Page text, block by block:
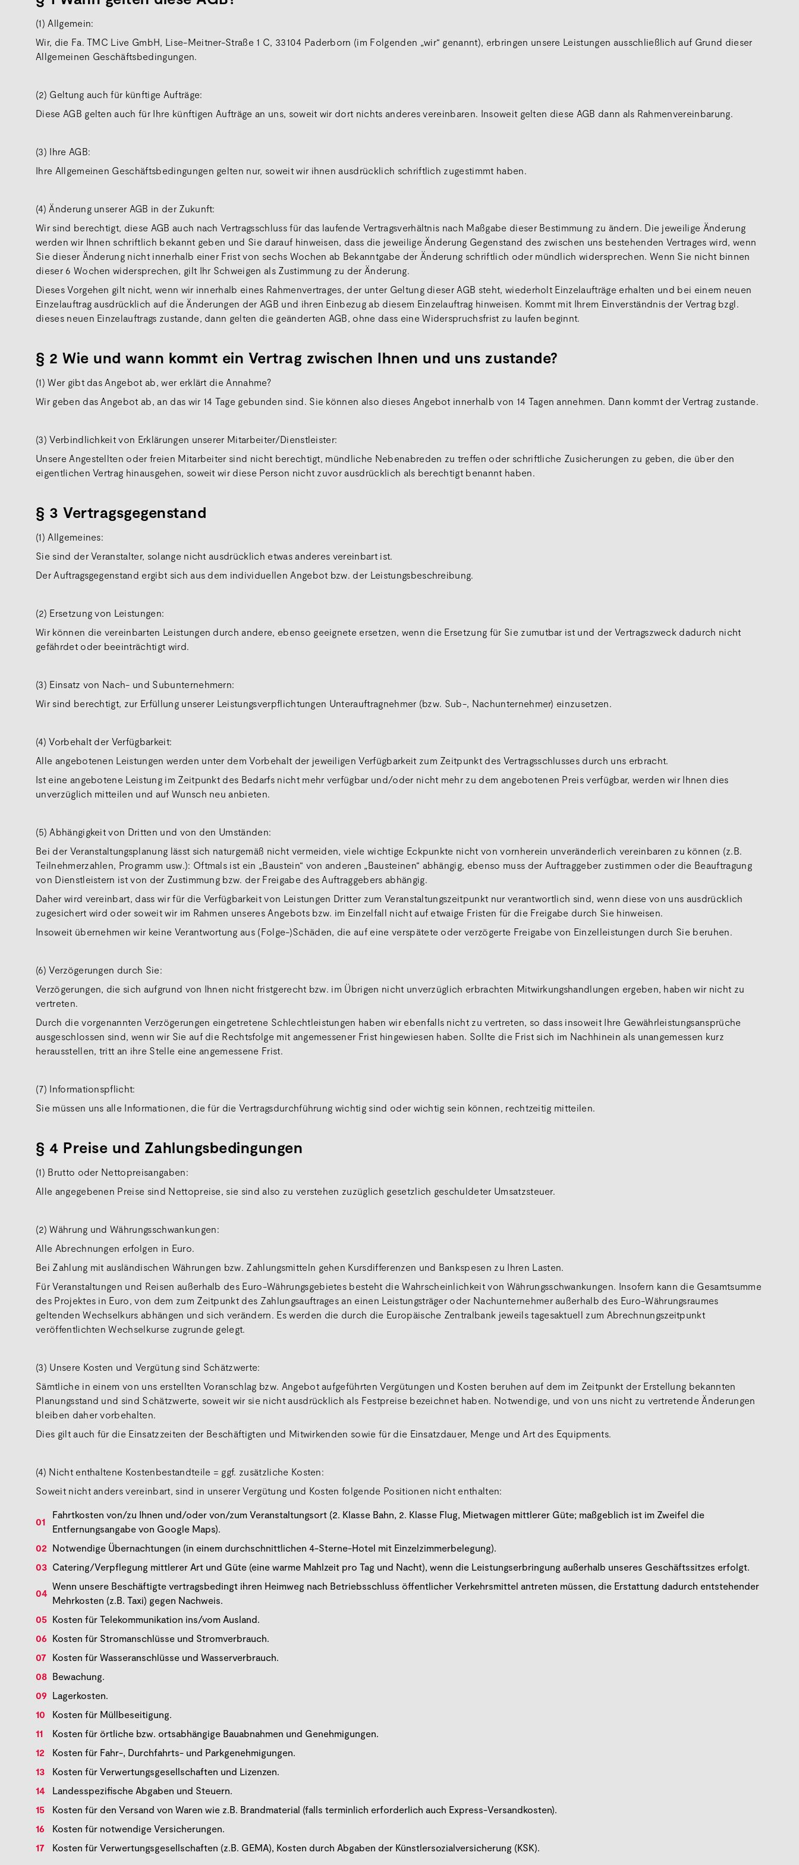
(1) Allgemein:
Wir, die Fa. TMC Live GmbH, Lise-Meitner-Straße 1 C, 33104 Paderborn (im Folgenden „wir“ genannt), erbringen unsere Leistungen ausschließlich auf Grund dieser
Allgemeinen Geschäftsbedingungen.
(2) Geltung auch für künftige Aufträge:
Diese AGB gelten auch für Ihre künftigen Aufträge an uns, soweit wir dort nichts anderes vereinbaren. Insoweit gelten diese AGB dann als Rahmenvereinbarung.
(3) Ihre AGB:
Ihre Allgemeinen Geschäftsbedingungen gelten nur, soweit wir ihnen ausdrücklich schriftlich zugestimmt haben.
(4) Änderung unserer AGB in der Zukunft:
Wir sind berechtigt, diese AGB auch nach Vertragsschluss für das laufende Vertragsverhältnis nach Maßgabe dieser Bestimmung zu ändern. Die jeweilige Änderung
werden wir Ihnen schriftlich bekannt geben und Sie darauf hinweisen, dass die jeweilige Änderung Gegenstand des zwischen uns bestehenden Vertrages wird, wenn
Sie dieser Änderung nicht innerhalb einer Frist von sechs Wochen ab Bekanntgabe der Änderung schriftlich oder mündlich widersprechen. Wenn Sie nicht binnen
dieser 6 Wochen widersprechen, gilt Ihr Schweigen als Zustimmung zu der Änderung.
Dieses Vorgehen gilt nicht, wenn wir innerhalb eines Rahmenvertrages, der unter Geltung dieser AGB steht, wiederholt Einzelaufträge erhalten und bei einem neuen
Einzelauftrag ausdrücklich auf die Änderungen der AGB und ihren Einbezug ab diesem Einzelauftrag hinweisen. Kommt mit Ihrem Einverständnis der Vertrag bzgl.
dieses neuen Einzelauftrags zustande, dann gelten die geänderten AGB, ohne dass eine Widerspruchsfrist zu laufen beginnt.
§ 2 Wie und wann kommt ein Vertrag zwischen Ihnen und uns zustande?
(1) Wer gibt das Angebot ab, wer erklärt die Annahme?
Wir geben das Angebot ab, an das wir 14 Tage gebunden sind. Sie können also dieses Angebot innerhalb von 14 Tagen annehmen. Dann kommt der Vertrag zustande.
(3) Verbindlichkeit von Erklärungen unserer Mitarbeiter/Dienstleister:
Unsere Angestellten oder freien Mitarbeiter sind nicht berechtigt, mündliche Nebenabreden zu treffen oder schriftliche Zusicherungen zu geben, die über den
eigentlichen Vertrag hinausgehen, soweit wir diese Person nicht zuvor ausdrücklich als berechtigt benannt haben.
§ 3 Vertragsgegenstand
(1) Allgemeines:
Sie sind der Veranstalter, solange nicht ausdrücklich etwas anderes vereinbart ist.
Der Auftragsgegenstand ergibt sich aus dem individuellen Angebot bzw. der Leistungsbeschreibung.
(2) Ersetzung von Leistungen:
Wir können die vereinbarten Leistungen durch andere, ebenso geeignete ersetzen, wenn die Ersetzung für Sie zumutbar ist und der Vertragszweck dadurch nicht
gefährdet oder beeinträchtigt wird.
(3) Einsatz von Nach- und Subunternehmern:
Wir sind berechtigt, zur Erfüllung unserer Leistungsverpflichtungen Unterauftragnehmer (bzw. Sub-, Nachunternehmer) einzusetzen.
(4) Vorbehalt der Verfügbarkeit:
Alle angebotenen Leistungen werden unter dem Vorbehalt der jeweiligen Verfügbarkeit zum Zeitpunkt des Vertragsschlusses durch uns erbracht.
Ist eine angebotene Leistung im Zeitpunkt des Bedarfs nicht mehr verfügbar und/oder nicht mehr zu dem angebotenen Preis verfügbar, werden wir Ihnen dies
unverzüglich mitteilen und auf Wunsch neu anbieten.
(5) Abhängigkeit von Dritten und von den Umständen:
Bei der Veranstaltungsplanung lässt sich naturgemäß nicht vermeiden, viele wichtige Eckpunkte nicht von vornherein unveränderlich vereinbaren zu können (z.B.
Teilnehmerzahlen, Programm usw.): Oftmals ist ein „Baustein“ von anderen „Bausteinen“ abhängig, ebenso muss der Auftraggeber zustimmen oder die Beauftragung
von Dienstleistern ist von der Zustimmung bzw. der Freigabe des Auftraggebers abhängig.
Daher wird vereinbart, dass wir für die Verfügbarkeit von Leistungen Dritter zum Veranstaltungszeitpunkt nur verantwortlich sind, wenn diese von uns ausdrücklich
zugesichert wird oder soweit wir im Rahmen unseres Angebots bzw. im Einzelfall nicht auf etwaige Fristen für die Freigabe durch Sie hinweisen.
Insoweit übernehmen wir keine Verantwortung aus (Folge-)Schäden, die auf eine verspätete oder verzögerte Freigabe von Einzelleistungen durch Sie beruhen.
(6) Verzögerungen durch Sie:
Verzögerungen, die sich aufgrund von Ihnen nicht fristgerecht bzw. im Übrigen nicht unverzüglich erbrachten Mitwirkungshandlungen ergeben, haben wir nicht zu
vertreten.
Durch die vorgenannten Verzögerungen eingetretene Schlechtleistungen haben wir ebenfalls nicht zu vertreten, so dass insoweit Ihre Gewährleistungsansprüche
ausgeschlossen sind, wenn wir Sie auf die Rechtsfolge mit angemessener Frist hingewiesen haben. Sollte die Frist sich im Nachhinein als unangemessen kurz
herausstellen, tritt an ihre Stelle eine angemessene Frist.
(7) Informationspflicht:
Sie müssen uns alle Informationen, die für die Vertragsdurchführung wichtig sind oder wichtig sein können, rechtzeitig mitteilen.
§ 4 Preise und Zahlungsbedingungen
(1) Brutto oder Nettopreisangaben:
Alle angegebenen Preise sind Nettopreise, sie sind also zu verstehen zuzüglich gesetzlich geschuldeter Umsatzsteuer.
(2) Währung und Währungsschwankungen:
Alle Abrechnungen erfolgen in Euro.
Bei Zahlung mit ausländischen Währungen bzw. Zahlungsmitteln gehen Kursdifferenzen und Bankspesen zu Ihren Lasten.
Für Veranstaltungen und Reisen außerhalb des Euro-Währungsgebietes besteht die Wahrscheinlichkeit von Währungsschwankungen. Insofern kann die Gesamtsumme
des Projektes in Euro, von dem zum Zeitpunkt des Zahlungsauftrages an einen Leistungsträger oder Nachunternehmer außerhalb des Euro-Währungsraumes
geltenden Wechselkurs abhängen und sich verändern. Es werden die durch die Europäische Zentralbank jeweils tagesaktuell zum Abrechnungszeitpunkt
veröffentlichten Wechselkurse zugrunde gelegt.
(3) Unsere Kosten und Vergütung sind Schätzwerte:
Sämtliche in einem von uns erstellten Voranschlag bzw. Angebot aufgeführten Vergütungen und Kosten beruhen auf dem im Zeitpunkt der Erstellung bekannten
Planungsstand und sind Schätzwerte, soweit wir sie nicht ausdrücklich als Festpreise bezeichnet haben. Notwendige, und von uns nicht zu vertretende Änderungen
bleiben daher vorbehalten.
Dies gilt auch für die Einsatzzeiten der Beschäftigten und Mitwirkenden sowie für die Einsatzdauer, Menge und Art des Equipments.
(4) Nicht enthaltene Kostenbestandteile = ggf. zusätzliche Kosten:
Soweit nicht anders vereinbart, sind in unserer Vergütung und Kosten folgende Positionen nicht enthalten:
Fahrtkosten von/zu Ihnen und/oder von/zum Veranstaltungsort (2. Klasse Bahn, 2. Klasse Flug, Mietwagen mittlerer Güte; maßgeblich ist im Zweifel die
Entfernungsangabe von Google Maps).
Notwendige Übernachtungen (in einem durchschnittlichen 4-Sterne-Hotel mit Einzelzimmerbelegung).
Catering/Verpflegung mittlerer Art und Güte (eine warme Mahlzeit pro Tag und Nacht), wenn die Leistungserbringung außerhalb unseres Geschäftssitzes erfolgt.
Wenn unsere Beschäftigte vertragsbedingt ihren Heimweg nach Betriebsschluss öffentlicher Verkehrsmittel antreten müssen, die Erstattung dadurch entstehender
Mehrkosten (z.B. Taxi) gegen Nachweis.
Kosten für Telekommunikation ins/vom Ausland.
Kosten für Stromanschlüsse und Stromverbrauch.
Kosten für Wasseranschlüsse und Wasserverbrauch.
Bewachung.
Lagerkosten.
Kosten für Müllbeseitigung.
Kosten für örtliche bzw. ortsabhängige Bauabnahmen und Genehmigungen.
Kosten für Fahr-, Durchfahrts- und Parkgenehmigungen.
Kosten für Verwertungsgesellschaften und Lizenzen.
Landesspezifische Abgaben und Steuern.
Kosten für den Versand von Waren wie z.B. Brandmaterial (falls terminlich erforderlich auch Express-Versandkosten).
Kosten für notwendige Versicherungen.
Kosten für Verwertungsgesellschaften (z.B. GEMA), Kosten durch Abgaben der Künstlersozialversicherung (KSK).